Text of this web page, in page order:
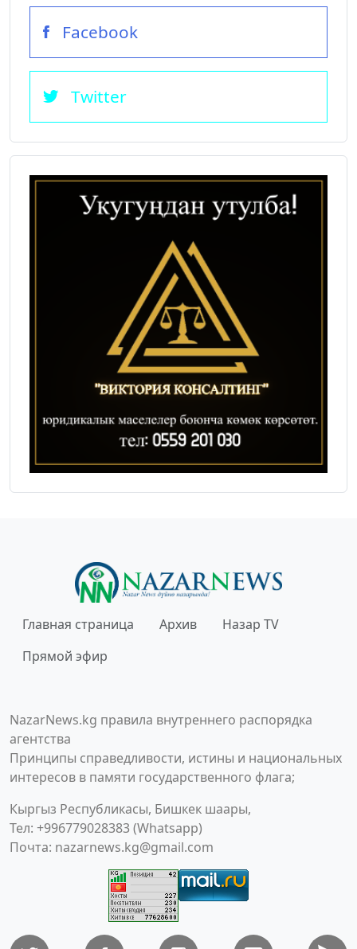
Facebook
Twitter
Главная страница Архив
Назар TV
Прямой эфир
NazarNews.kg правила внутреннего распорядка
агентства
Принципы справедливости, истины и национальных
интересов в памяти государственного флага;
Кыргыз Республикасы, Бишкек шаары,
Тел: +996779028383 (Whatsapp)
Почта: nazarnews.kg@gmail.com